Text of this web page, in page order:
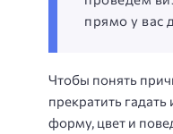
прямо у вас
Чтобы понять
прекратить
форму, цвет и